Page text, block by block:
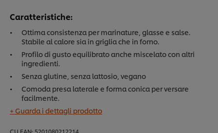
Caratteristiche:
Ottima consistenza per marinature, glasse e salse.
Stabile al calore sia in griglia che in forno.
Profilo di gusto equilibrato anche miscelato con altri
ingredienti.
Senza glutine, senza lattosio, vegano
Comoda presa laterale e forma conica per versare
facilmente.
+ Guarda i dettagli prodotto